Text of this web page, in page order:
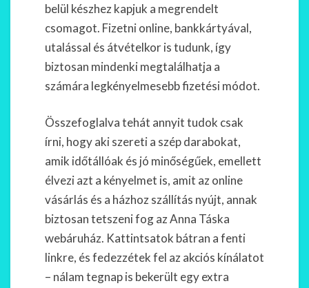
belül készhez kapjuk a megrendelt
csomagot. Fizetni online, bankkártyával,
utalással és átvételkor is tudunk, így
biztosan mindenki megtalálhatja a
számára legkényelmesebb fizetési módot.
Összefoglalva tehát annyit tudok csak
írni, hogy aki szereti a szép darabokat,
amik időtállóak és jó minőségűek, emellett
élvezi azt a kényelmet is, amit az online
vásárlás és a házhoz szállítás nyújt, annak
biztosan tetszeni fog az Anna Táska
webáruház. Kattintsatok bátran a fenti
linkre, és fedezzétek fel az akciós kínálatot
– nálam tegnap is bekerült egy extra